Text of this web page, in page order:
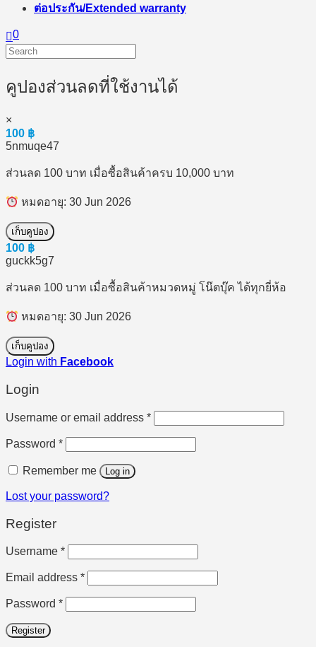
ต่อประกัน/Extended warranty
0
คูปองส่วนลดที่ใช้งานได้
×
100 ฿
5nmuqe47
ส่วนลด 100 บาท เมื่อซื้อสินค้าครบ 10,000 บาท
หมดอายุ: 30 Jun 2026
เก็บคูปอง
100 ฿
guckk5g7
ส่วนลด 100 บาท เมื่อซื้อสินค้าหมวดหมู่ โน๊ตบุ๊ค ได้ทุกยี่ห้อ
หมดอายุ: 30 Jun 2026
เก็บคูปอง
Login with Facebook
Login
Username or email address *Required
Password *Required
Remember me Log in
Lost your password?
Register
Username *Required
Email address *Required
Password *Required
Register